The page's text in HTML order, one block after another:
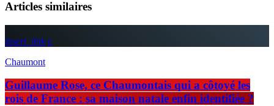
Articles similaires
insert_link
Chaumont
Guillaume Rose, ce Chaumontais qui a côtoyé les
rois de France : sa maison natale enfin identifiée ?